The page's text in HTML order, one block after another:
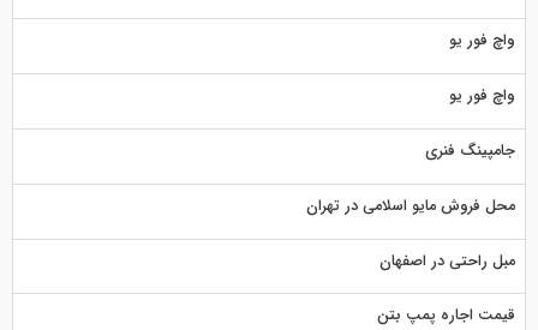
واچ فور یو
واچ فور یو
جامپینگ فنری
محل فروش مایو اسلامی در تهران
مبل راحتی در اصفهان
قیمت اجاره پمپ بتن